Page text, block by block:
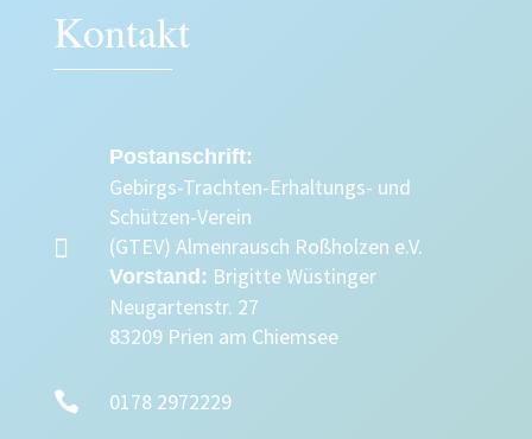
Kontakt

Postanschrift:
Gebirgs-Trachten-Erhaltungs- und
Schützen-Verein
(GTEV) Almenrausch Roßholzen e.V.
Vorstand: Brigitte Wüstinger
Neugartenstr. 27
83209 Prien am Chiemsee
 0178 2972229